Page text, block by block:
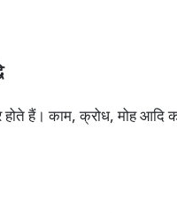
हैं। काम, क्रोध, मोह आदि